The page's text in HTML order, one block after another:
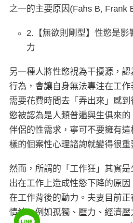
之一的主要原因(Fahs B, Frank
2.【無欲則剛型】性慾是影
力
另一種人將性慾視為干擾源，
行為，會讓自身無法專注在工
需要花費時間去「弄出來」感
慾被認為是人類普遍與生俱來
伴侶的性需求，寧可不要擁有
樣的個案性心理諮詢就變得很重
然而，所謂的「工作狂」其實
出在工作上造成性慾下降的原
在工作背後的動力。夫妻目前
情緒，例如孤獨、壓力、經濟壓